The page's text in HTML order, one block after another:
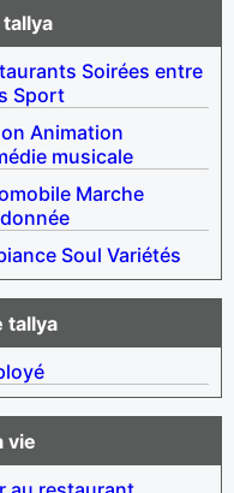
Soirées entre
Sport
Animation
musicale
Marche
Soul Variétés
tallya
vie